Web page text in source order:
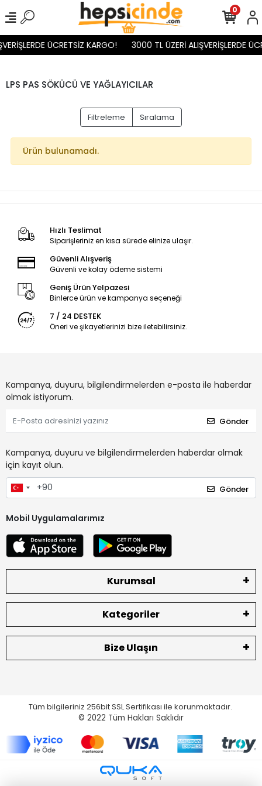
ÜCRETSİZ KARGO! 3000 TL ÜZERİ ALIŞVERİŞLERDE
0
LPS PAS SÖKÜCÜ VE YAĞLAYICILAR
Filtreleme Sıralama
Ürün bulunamadı.
Hızlı Teslimat
Siparişleriniz en kısa sürede elinize ulaşır.
Güvenli Alışveriş
Güvenli ve kolay ödeme sistemi
Geniş Ürün Yelpazesi
Binlerce ürün ve kampanya seçeneği
7 / 24 DESTEK
Öneri ve şikayetlerinizi bize iletebilirsiniz.
Kampanya, duyuru, bilgilendirmelerden e-posta ile haberdar
olmak istiyorum.
Gönder
Kampanya, duyuru ve bilgilendirmelerden haberdar olmak
için kayıt olun.
Gönder
Mobil Uygulamalarımız
Kurumsal
Kategoriler
Bize Ulaşın
Tüm bilgileriniz 256bit SSL Sertifikası ile korunmaktadır.
© 2022 Tüm Hakları Saklıdır